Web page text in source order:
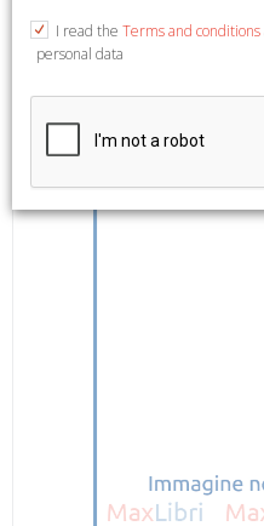
Roma, 2014; paperback, pp.
I read the Terms and conditions
personal data